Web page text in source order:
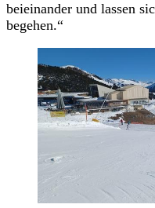
beieinander und lassen
begehen.“